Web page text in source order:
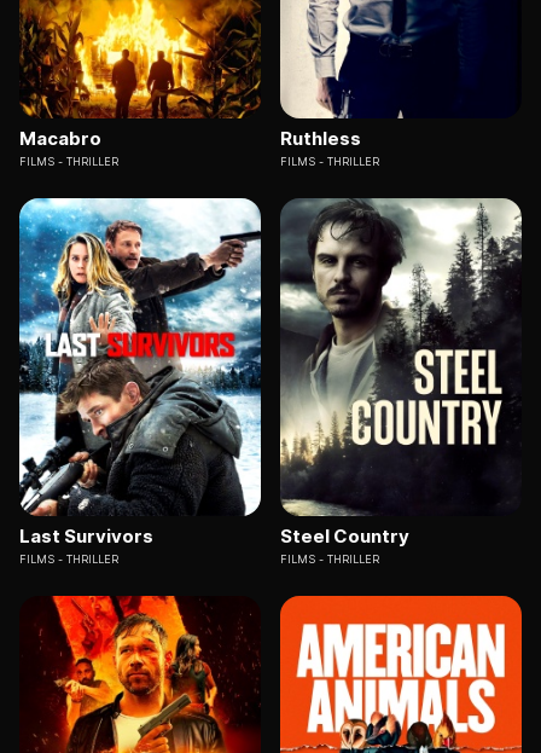
Macabro
FILMS THRILLER
Ruthless
FILMS THRILLER
Last Survivors
FILMS THRILLER
Steel Country
FILMS THRILLER